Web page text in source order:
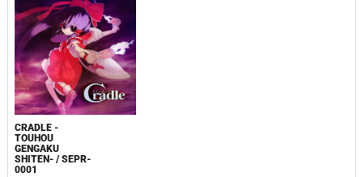
CRADLE -
TOUHOU
GENGAKU
SHITEN- / SEPR-
0001